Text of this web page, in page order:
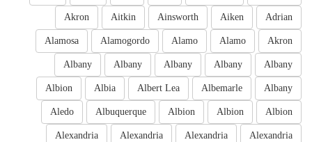
Adrian
Aiken
Ainsworth
Aitkin
Akron
Akron
Alamo
Alamo
Alamogordo
Alamosa
Albany
Albany
Albany
Albany
Albany
Albany
Albemarle
Albert Lea
Albia
Albion
Albion
Albion
Albion
Albuquerque
Aledo
Alexandria
Alexandria
Alexandria
Alexandria